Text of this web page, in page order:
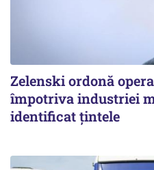
Zelenski ordonă
împotriva industriei
identificat țintele